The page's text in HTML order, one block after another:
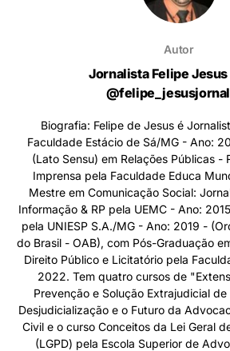
Autor
Jornalista Felipe Jesus
Biografia: Felipe de Jesus é
Faculdade Estácio de Sá/MG - Ano:
(Lato Sensu) em Relações Públicas -
Imprensa pela Faculdade Educa
Mestre em Comunicação Social:
Informação & RP pela UEMC - Ano:
pela UNIESP S.A./MG - Ano: 2019 -
do Brasil - OAB), com Pós-Graduação
Direito Público e Licitatório pela
2022. Tem quatro cursos de
Prevenção e Solução Extrajudicial de
Desjudicialização e o Futuro da
Civil e o curso Conceitos da Lei Geral
(LGPD) pela Escola Superior de